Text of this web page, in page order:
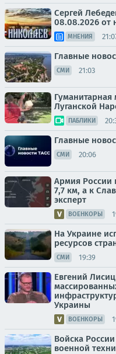
Сергей
08.08.2026 от
МНЕНИЯ
Главные
СМИ 21:03
Луганской
ПАБЛИКИ
Главные
СМИ 20:06
Армия России
7,7 км, а к
эксперт
ВОЕНКОРЫ
На Украине
ресурсов
СМИ 19:39
Евгений
Украины
ВОЕНКОРЫ
Войска
военной